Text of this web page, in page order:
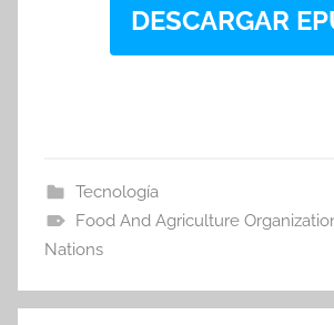
DESCARGAR
Tecnología
Food And Agriculture
Nations